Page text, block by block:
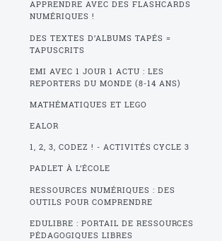
APPRENDRE AVEC DES FLASHCARDS
NUMÉRIQUES !
DES TEXTES D’ALBUMS TAPÉS =
TAPUSCRITS
EMI AVEC 1 JOUR 1 ACTU : LES
REPORTERS DU MONDE (8-14 ANS)
MATHÉMATIQUES ET LEGO
EALOR
1, 2, 3, CODEZ ! - ACTIVITÉS CYCLE 3
PADLET À L’ÉCOLE
RESSOURCES NUMÉRIQUES : DES
OUTILS POUR COMPRENDRE
EDULIBRE : PORTAIL DE RESSOURCES
PÉDAGOGIQUES LIBRES